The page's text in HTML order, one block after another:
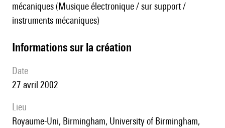
mécaniques (Musique électronique / sur support /
instruments mécaniques)
informations sur la création
date
27 avril 2002
lieu
Royaume-Uni, Birmingham, University of Birmingham,